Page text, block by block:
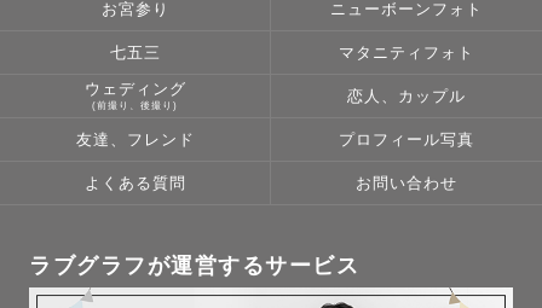
お宮参り ニューボーンフォト
七五三 マタニティフォト
ウェディング
(前撮り、後撮り)
恋人、カップル
友達、フレンド プロフィール写真
よくある質問 お問い合わせ
ラブグラフが運営するサービス